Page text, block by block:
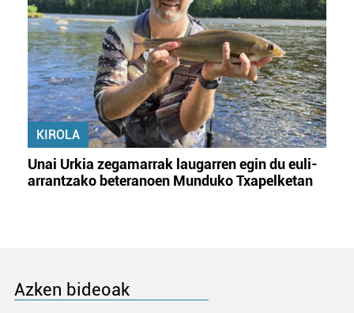
KIROLA
Unai Urkia zegamarrak laugarren egin du euli-
arrantzako beteranoen Munduko Txapelketan
Azken bideoak